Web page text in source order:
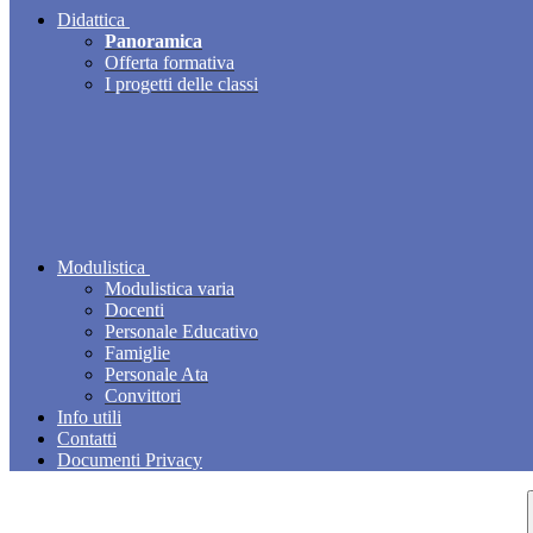
Didattica
Panoramica
Offerta formativa
I progetti delle classi
Modulistica
Modulistica varia
Docenti
Personale Educativo
Famiglie
Personale Ata
Convittori
Info utili
Contatti
Documenti Privacy